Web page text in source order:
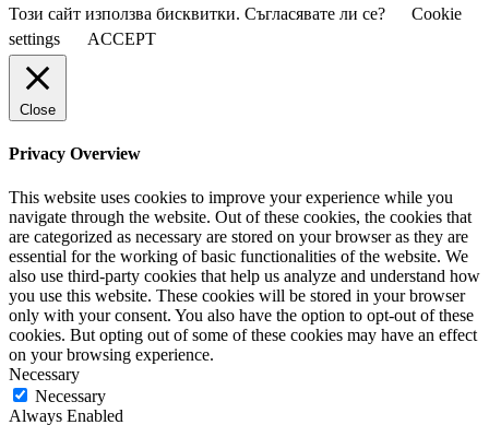
Този сайт използва бисквитки. Съгласявате ли се?
Cookie
settings
ACCEPT
Close
Privacy Overview
This website uses cookies to improve your experience while you
navigate through the website. Out of these cookies, the cookies that
are categorized as necessary are stored on your browser as they are
essential for the working of basic functionalities of the website. We
also use third-party cookies that help us analyze and understand how
you use this website. These cookies will be stored in your browser
only with your consent. You also have the option to opt-out of these
cookies. But opting out of some of these cookies may have an effect
on your browsing experience.
Necessary
Necessary
Always Enabled